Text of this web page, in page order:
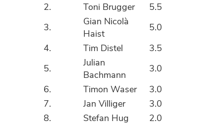
2.
Toni Brugger
5.5
3.
Gian Nicolà
Haist
5.0
4.
Tim Distel
3.5
5.
Julian
Bachmann
3.0
6.
Timon Waser
3.0
7.
Jan Villiger
3.0
8.
Stefan Hug
2.0